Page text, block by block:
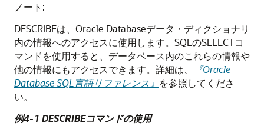
ノート:
DESCRIBEは、Oracle Databaseデータ・ディクショナリ
内の情報へのアクセスに使用します。SQLのSELECTコ
マンドを使用すると、データベース内のこれらの情報や
他の情報にもアクセスできます。詳細は、
『Oracle
Database SQL言語リファレンス』 を参照してくださ
い。
例4-1 DESCRIBEコマンドの使用